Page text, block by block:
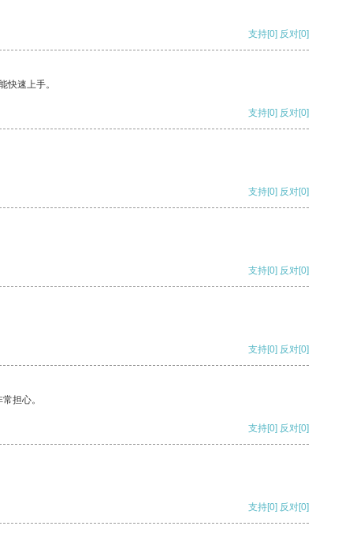
支持[0] 反对[0]
快速上手。
支持[0] 反对[0]
支持[0] 反对[0]
支持[0] 反对[0]
支持[0] 反对[0]
担心。
支持[0] 反对[0]
支持[0] 反对[0]